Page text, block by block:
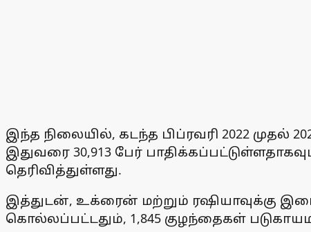
இந்த நிலையில், கடந்த பிப்ரவரி 2022
இதுவரை 30,913 பேர்
தெரிவித்துள்ளது.
இத்துடன், உக்ரைன் மற்றும் ரஷியாவுக்கு
கொல்லப்பட்டதும், 1,845 குழந்தைகள்